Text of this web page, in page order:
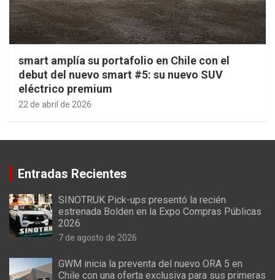
smart amplía su portafolio en Chile con el
debut del nuevo smart #5: su nuevo SUV
eléctrico premium
22 de abril de 2026
Entradas Recientes
SINOTRUK Pick-ups presentó la recién
estrenada Bolden en la Expo Compras Públicas
2026
7 de agosto de 2026
GWM inicia la preventa del nuevo ORA 5 en
Chile con una oferta exclusiva para sus primeras